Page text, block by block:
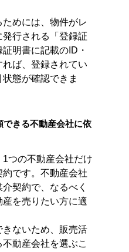
めには、物件がレ
行される「登録証
明書に記載のID・
ば、登録されてい
態が確認できま
きる不動産会社に依
つの不動産会社だけ
です。不動産会社
契約で、なるべく
を売りたい方に適
ないため、販売活
動産会社を選ぶこ